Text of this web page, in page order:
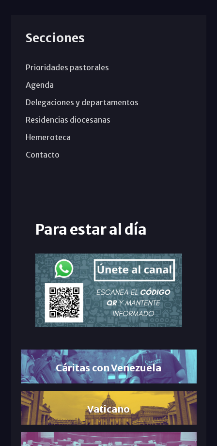
Secciones
Prioridades pastorales
Agenda
Delegaciones y departamentos
Residencias diocesanas
Hemeroteca
Contacto
Para estar al día
Cáritas con Venezuela
Vaticano